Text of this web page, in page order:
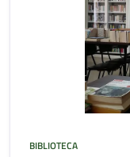
BIBLIOTECA